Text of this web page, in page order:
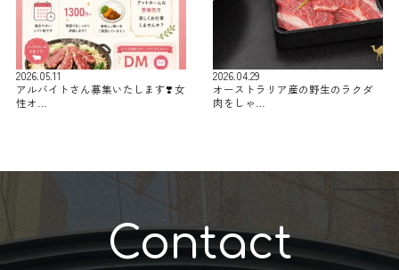
2026.05.11
アルバイトさん募集いたします❣️ 女
性オ…
2026.04.29
オーストラリア産の野生のラクダ
肉をしゃ…
Contact